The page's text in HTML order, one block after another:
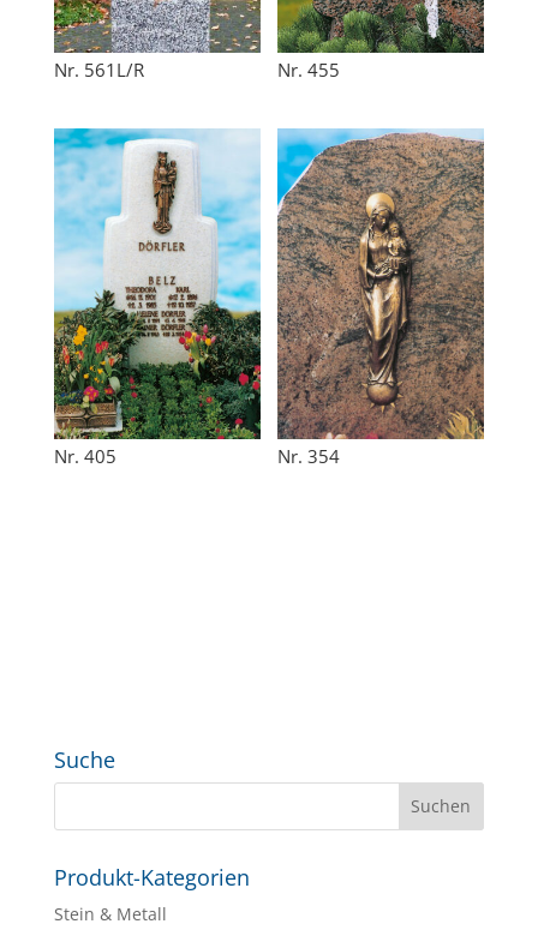
Nr. 561L/R Nr. 455
Nr. 405 Nr. 354
Suche
Produkt-Kategorien
Stein & Metall